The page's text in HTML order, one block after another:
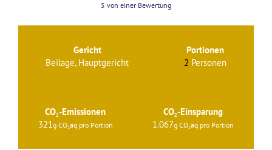
5 von einer Bewertung
Gericht
Beilage, Hauptgericht
Portionen
2 Personen
CO₂-Emissionen
321
CO₂-Einsparung
1.067